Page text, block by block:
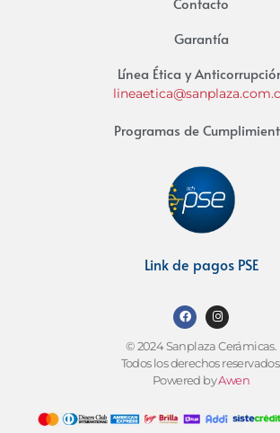
Garantía
Línea Ética y
Programas de
Link de pagos PSE
© 2024 Sanplaza Cerámicas.
Todos los derechos reservados.
Powered byAwen